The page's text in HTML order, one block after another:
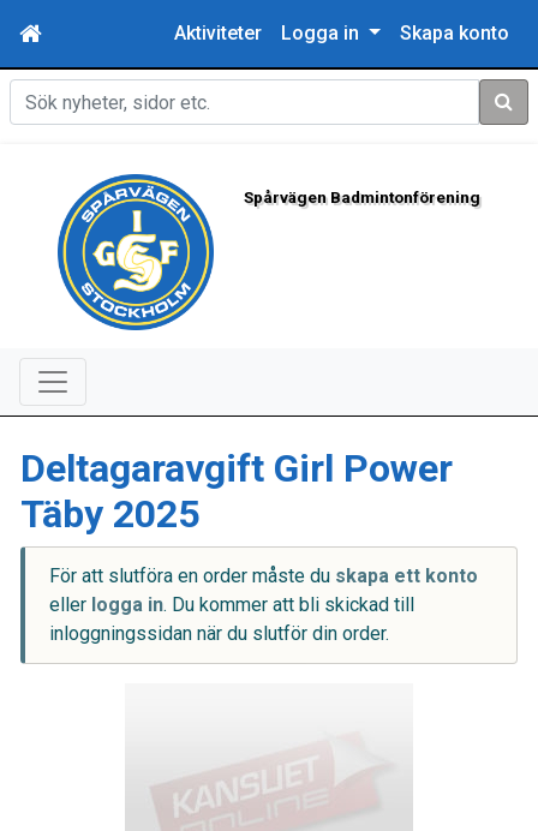
Aktiviteter Logga in Skapa konto
Sök
Spårvägen Badmintonförening
Deltagaravgift Girl Power
Täby 2025
För att slutföra en order måste du skapa ett konto
eller logga in. Du kommer att bli skickad till
inloggningssidan när du slutför din order.